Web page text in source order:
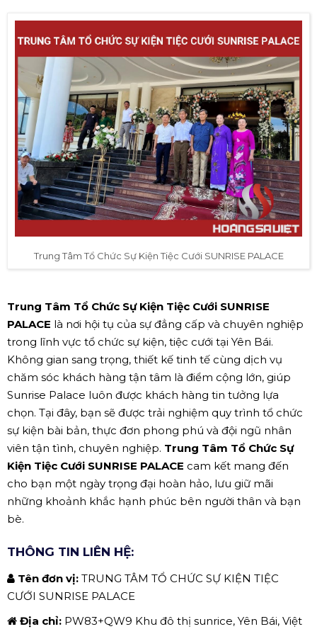
Trung Tâm Tổ Chức Sự Kiện Tiệc Cưới SUNRISE PALACE
Trung Tâm Tổ Chức Sự Kiện Tiệc Cưới SUNRISE
PALACE là nơi hội tụ của sự đẳng cấp và chuyên nghiệp
trong lĩnh vực tổ chức sự kiện, tiệc cưới tại Yên Bái.
Không gian sang trọng, thiết kế tinh tế cùng dịch vụ
chăm sóc khách hàng tận tâm là điểm cộng lớn, giúp
Sunrise Palace luôn được khách hàng tin tưởng lựa
chọn. Tại đây, bạn sẽ được trải nghiệm quy trình tổ chức
sự kiện bài bản, thực đơn phong phú và đội ngũ nhân
viên tận tình, chuyên nghiệp. Trung Tâm Tổ Chức Sự
Kiện Tiệc Cưới SUNRISE PALACE cam kết mang đến
cho bạn một ngày trọng đại hoàn hảo, lưu giữ mãi
những khoảnh khắc hạnh phúc bên người thân và bạn
bè.
THÔNG TIN LIÊN HỆ:
Tên đơn vị: TRUNG TÂM TỔ CHỨC SỰ KIỆN TIỆC
CƯỚI SUNRISE PALACE
Địa chỉ: PW83+QW9 Khu đô thị sunrice, Yên Bái, Việt